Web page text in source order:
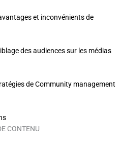
et inconvénients de
des audiences sur les médias
de Community management
CONTENU